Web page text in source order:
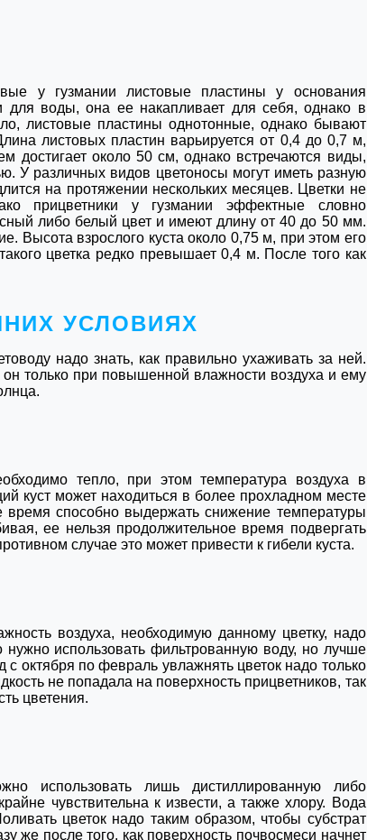
у гузмании листовые пластины у основания
воды, она ее накапливает для себя, однако в
листовые пластины однотонные, однако бывают
листовых пластин варьируется от 0,4 до 0,7 м,
достигает около 50 см, однако встречаются виды,
У различных видов цветоносы могут иметь разную
на протяжении нескольких месяцев. Цветки не
прицветники у гузмании эффектные словно
либо белый цвет и имеют длину от 40 до 50 мм.
Высота взрослого куста около 0,75 м, при этом его
цветка редко превышает 0,4 м. После того как
УСЛОВИЯХ
надо знать, как правильно ухаживать за ней.
только при повышенной влажности воздуха и ему
тепло, при этом температура воздуха в
куст может находиться в более прохладном месте
время способно выдержать снижение температуры
ее нельзя продолжительное время подвергать
случае это может привести к гибели куста.
воздуха, необходимую данному цветку, надо
использовать фильтрованную воду, но лучше
октября по февраль увлажнять цветок надо только
не попадала на поверхность прицветников, так
цветения.
использовать лишь дистиллированную либо
чувствительна к извести, а также хлору. Вода
цветок надо таким образом, чтобы субстрат
же после того, как поверхность почвосмеси начнет